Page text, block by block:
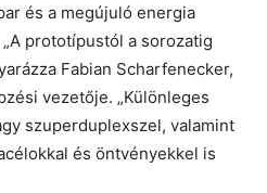
és a megújuló energia
prototípustól a sorozatig
Fabian Scharfenecker,
vezetője. „Különleges
szuperduplexszel, valamint
és öntvényekkel is